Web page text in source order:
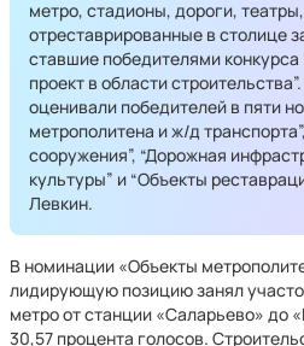
метро, стадионы, дороги,
отреставрированные в столице
ставшие победителями
проект в области
оценивали победителей в пяти
метрополитена и ж/д
сооружения”, “Дорожная
культуры” и “Объекты
Левкин.
В номинации «Объекты
лидирующую позицию занял
метро от станции «Саларьево» до
30,57 процента голосов.